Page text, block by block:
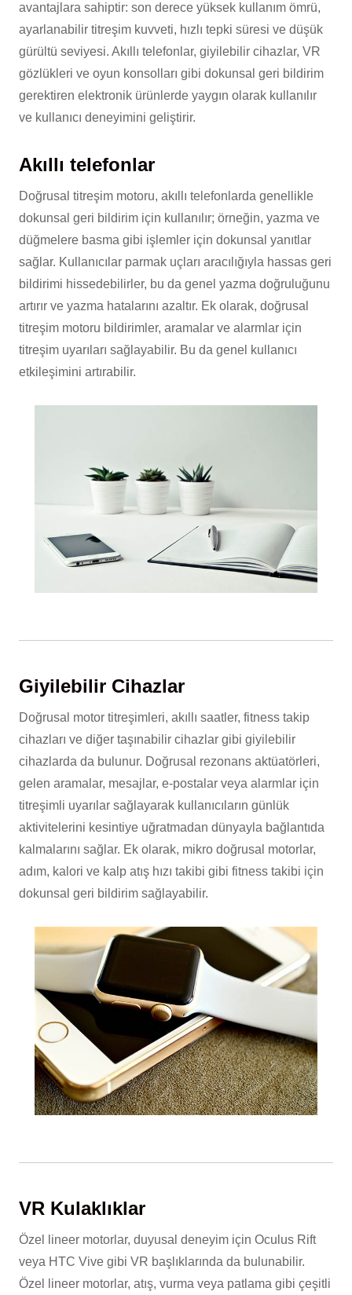
avantajlara sahiptir: son derece yüksek kullanım ömrü,
ayarlanabilir titreşim kuvveti, hızlı tepki süresi ve düşük
gürültü seviyesi. Akıllı telefonlar, giyilebilir cihazlar, VR
gözlükleri ve oyun konsolları gibi dokunsal geri bildirim
gerektiren elektronik ürünlerde yaygın olarak kullanılır
ve kullanıcı deneyimini geliştirir.
Akıllı telefonlar
Doğrusal titreşim motoru, akıllı telefonlarda genellikle
dokunsal geri bildirim için kullanılır; örneğin, yazma ve
düğmelere basma gibi işlemler için dokunsal yanıtlar
sağlar. Kullanıcılar parmak uçları aracılığıyla hassas geri
bildirimi hissedebilirler, bu da genel yazma doğruluğunu
artırır ve yazma hatalarını azaltır. Ek olarak, doğrusal
titreşim motoru bildirimler, aramalar ve alarmlar için
titreşim uyarıları sağlayabilir. Bu da genel kullanıcı
etkileşimini artırabilir.
Giyilebilir Cihazlar
Doğrusal motor titreşimleri, akıllı saatler, fitness takip
cihazları ve diğer taşınabilir cihazlar gibi giyilebilir
cihazlarda da bulunur. Doğrusal rezonans aktüatörleri,
gelen aramalar, mesajlar, e-postalar veya alarmlar için
titreşimli uyarılar sağlayarak kullanıcıların günlük
aktivitelerini kesintiye uğratmadan dünyayla bağlantıda
kalmalarını sağlar. Ek olarak, mikro doğrusal motorlar,
adım, kalori ve kalp atış hızı takibi gibi fitness takibi için
dokunsal geri bildirim sağlayabilir.
VR Kulaklıklar
Özel lineer motorlar, duyusal deneyim için Oculus Rift
veya HTC Vive gibi VR başlıklarında da bulunabilir.
Özel lineer motorlar, atış, vurma veya patlama gibi çeşitli